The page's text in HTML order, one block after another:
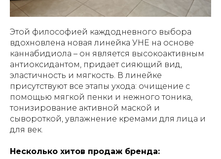
Этой философией каждодневного выбора
вдохновлена новая линейка УНЕ на основе
каннабидиола – он является высокоактивным
антиоксидантом, придает сияющий вид,
эластичность и мягкость. В линейке
присутствуют все этапы ухода: очищение с
помощью мягкой пенки и нежного тоника,
тонизирование активной маской и
сывороткой, увлажнение кремами для лица и
для век.
Несколько хитов продаж бренда: